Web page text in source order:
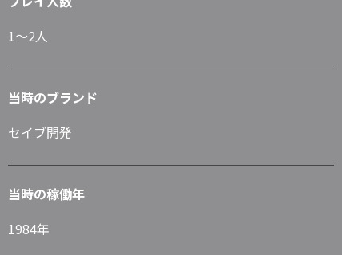
1～2人
当時のブランド
セイブ開発
当時の稼働年
1984年